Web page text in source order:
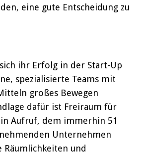
eine gute Entscheidung zu
ihr Erfolg in der Start-Up
spezialisierte Teams mit
großes Bewegen
dafür ist Freiraum für
Aufruf, dem immerhin 51
Unternehmen
und